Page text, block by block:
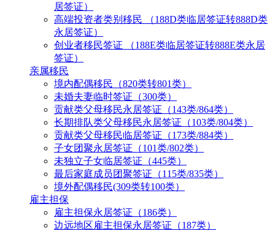
居签证）
高端投资者类别移民 （188D类临居签证转888D类
永居签证）
创业者移民签证 （188E类临居签证转888E类永居
签证）
亲属移民
境内配偶移民（820类转801类）
未婚夫妻临时签证（300类）
贡献类父母移民永居签证（143类/864类）
长期排队类父母移民永居签证（103类/804类）
贡献类父母移民临居签证（173类/884类）
子女团聚永居签证（101类/802类）
未独立子女临居签证（445类）
最后家庭成员团聚签证（115类/835类）
境外配偶移民(309类转100类）
雇主担保
雇主担保永居签证（186类）
边远地区雇主担保永居签证（187类）